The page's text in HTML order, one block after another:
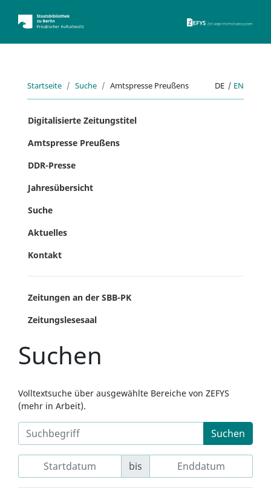
Startseite Suche Amtspresse Preußens DE | EN
Digitalisierte Zeitungstitel
Amtspresse Preußens
DDR-Presse
Jahresübersicht
Suche
Aktuelles
Kontakt
Zeitungen an der SBB-PK
Zeitungslesesaal
Suchen
Volltextsuche über ausgewählte Bereiche von ZEFYS
(mehr in Arbeit).
Suchen
bis